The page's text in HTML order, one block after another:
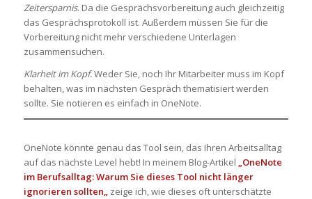
Zeitersparnis. Da die Gesprächsvorbereitung auch gleichzeitig
das Gesprächsprotokoll ist. Außerdem müssen Sie für die
Vorbereitung nicht mehr verschiedene Unterlagen
zusammensuchen.
Klarheit im Kopf.Weder Sie, noch Ihr Mitarbeiter muss im Kopf
behalten, was im nächsten Gespräch thematisiert werden
sollte. Sie notieren es einfach in OneNote.
OneNote könnte genau das Tool sein, das Ihren Arbeitsalltag
auf das nächste Level hebt! In meinem Blog-Artikel „OneNote
im Berufsalltag: Warum Sie dieses Tool nicht länger
ignorieren sollten„zeige ich, wie dieses oft unterschätzte